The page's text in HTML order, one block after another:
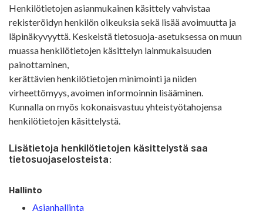
Henkilötietojen asianmukainen käsittely vahvistaa
rekisteröidyn henkilön oikeuksia sekä lisää avoimuutta ja
läpinäkyvyyttä. Keskeistä tietosuoja-asetuksessa on muun
muassa henkilötietojen käsittelyn lainmukaisuuden
painottaminen,
kerättävien henkilötietojen minimointi ja niiden
virheettömyys, avoimen informoinnin lisääminen.
Kunnalla on myös kokonaisvastuu yhteistyötahojensa
henkilötietojen käsittelystä.
Lisätietoja henkilötietojen käsittelystä saa
tietosuojaselosteista:
Hallinto
Asianhallinta